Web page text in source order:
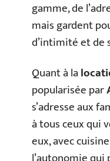
gamme, de
mais gardent
d’intimité et de
Quant à la
popularisée par
s’adresse aux
à tous ceux qui
eux, avec